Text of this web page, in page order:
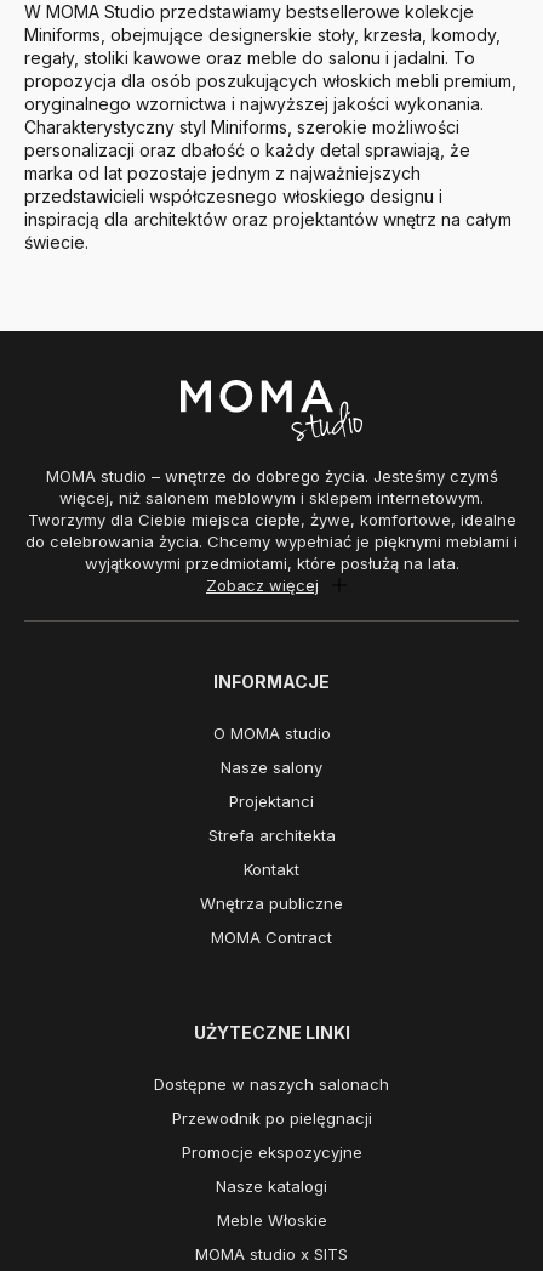
W MOMA Studio przedstawiamy bestsellerowe kolekcje
Miniforms, obejmujące designerskie stoły, krzesła, komody,
regały, stoliki kawowe oraz meble do salonu i jadalni. To
propozycja dla osób poszukujących włoskich mebli premium,
oryginalnego wzornictwa i najwyższej jakości wykonania.
Charakterystyczny styl Miniforms, szerokie możliwości
personalizacji oraz dbałość o każdy detal sprawiają, że
marka od lat pozostaje jednym z najważniejszych
przedstawicieli współczesnego włoskiego designu i
inspiracją dla architektów oraz projektantów wnętrz na całym
świecie.
MOMA studio – wnętrze do dobrego życia. Jesteśmy czymś
więcej, niż salonem meblowym i sklepem internetowym.
Tworzymy dla Ciebie miejsca ciepłe, żywe, komfortowe, idealne
do celebrowania życia. Chcemy wypełniać je pięknymi meblami i
wyjątkowymi przedmiotami, które posłużą na lata.
Zobacz więcej
INFORMACJE
O MOMA studio
Nasze salony
Projektanci
Strefa architekta
Kontakt
Wnętrza publiczne
MOMA Contract
UŻYTECZNE LINKI
Dostępne w naszych salonach
Przewodnik po pielęgnacji
Promocje ekspozycyjne
Nasze katalogi
Meble Włoskie
MOMA studio x SITS